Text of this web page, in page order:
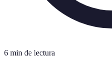
6 min de lectura